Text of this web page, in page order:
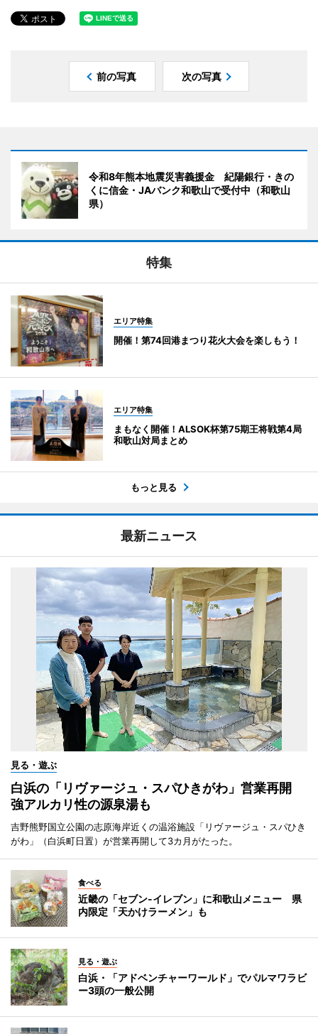
前の写真 次の写真
令和8年熊本地震災害義援金 紀陽銀行・きの
くに信金・JAバンク和歌山で受付中（和歌山
県）
特集
エリア特集
開催！第74回港まつり花火大会を楽しもう！
エリア特集
まもなく開催！ALSOK杯第75期王将戦第4局
和歌山対局まとめ
もっと見る
最新ニュース
見る・遊ぶ
白浜の「リヴァージュ・スパひきがわ」営業再開
強アルカリ性の源泉湯も
吉野熊野国立公園の志原海岸近くの温浴施設「リヴァージュ・スパひき
がわ」（白浜町日置）が営業再開して3カ月がたった。
食べる
近畿の「セブン-イレブン」に和歌山メニュー 県
内限定「天かけラーメン」も
見る・遊ぶ
白浜・「アドベンチャーワールド」でパルマワラビ
ー3頭の一般公開